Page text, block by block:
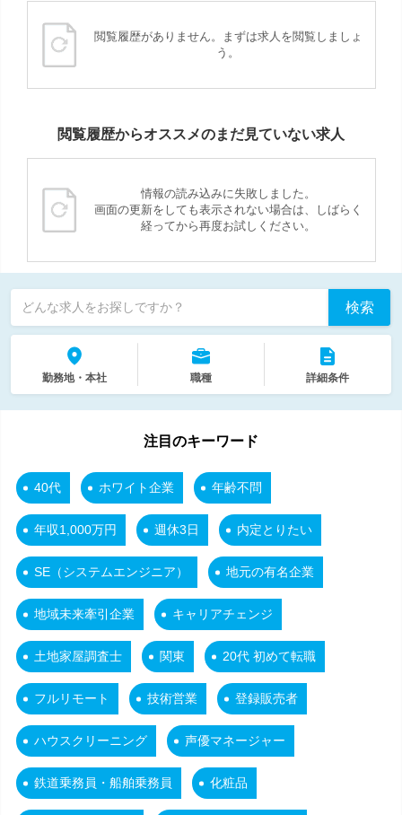
閲覧履歴がありません。まずは求人を閲覧しましょ
う。
閲覧履歴からオススメのまだ見ていない求人
情報の読み込みに失敗しました。
画面の更新をしても表示されない場合は、しばらく
経ってから再度お試しください。
どんな求人をお探しですか？ 検索
勤務地・本社 職種 詳細条件
注目のキーワード
40代 ホワイト企業 年齢不問
年収1,000万円 週休3日 内定とりたい
SE（システムエンジニア） 地元の有名企業
地域未来牽引企業 キャリアチェンジ
土地家屋調査士 関東 20代 初めて転職
フルリモート 技術営業 登録販売者
ハウスクリーニング 声優マネージャー
鉄道乗務員・船舶乗務員 化粧品